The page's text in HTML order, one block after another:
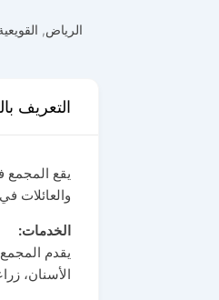
الرياض,
التعريف
يقع المجمع
والعائلات
الخدمات:
يقدم
الأسنان،